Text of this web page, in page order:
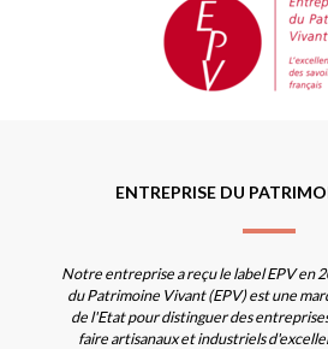
ENTREPRISE DU
Notre entreprise a reçu le label EPV en
du Patrimoine Vivant (EPV) est une
de l'Etat pour distinguer des
faire artisanaux et industriels